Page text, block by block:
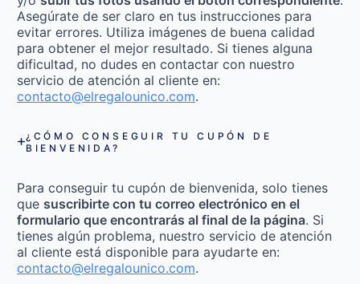
Asegúrate de ser claro en tus instrucciones para
evitar errores. Utiliza imágenes de buena calidad
para obtener el mejor resultado. Si tienes alguna
dificultad, no dudes en contactar con nuestro
servicio de atención al cliente en:
contacto@elregalounico.com.
¿CÓMO CONSEGUIR TU CUPÓN DE
BIENVENIDA?
Para conseguir tu cupón de bienvenida, solo tienes
que suscribirte con tu correo electrónico en el
formulario que encontrarás al final de la página. Si
tienes algún problema, nuestro servicio de atención
al cliente está disponible para ayudarte en:
contacto@elregalounico.com.